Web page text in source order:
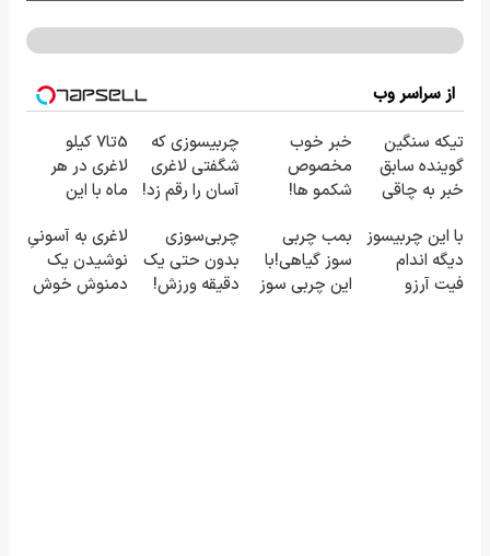
از سراسر وب
تیکه سنگین
گوینده سابق
خبر به چاقی
برنامه زنده😳
ببین چیشد
خبر خوب
مخصوص
شکمو ها!
روش لاغری
معرفی شد
چربیسوزی که
شگفتی لاغری
آسان را رقم زد!
5تا7 کیلو
لاغری در هر
ماه با این
گیاهی❗
سفارش با
نصف قیمت🔥
با این چربیسوز
دیگه اندام
فیت آرزو
بمب چربی
سوز گیاهی!با
این چربی سوز
چربی‌سوزی
بدون حتی یک
دقیقه ورزش!
لاغری به آسونیِ
نوشیدن یک
دمنوش خوش